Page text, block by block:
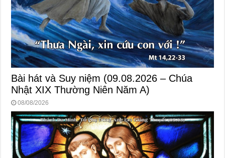
Bài hát và Suy niệm (09.08.2026 – Chúa
Nhật XIX Thường Niên Năm A)
08/08/2026